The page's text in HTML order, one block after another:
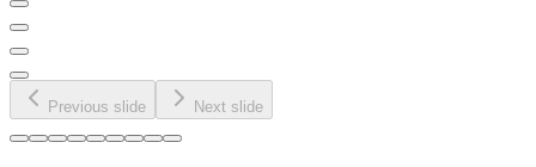
Previous slide Next slide